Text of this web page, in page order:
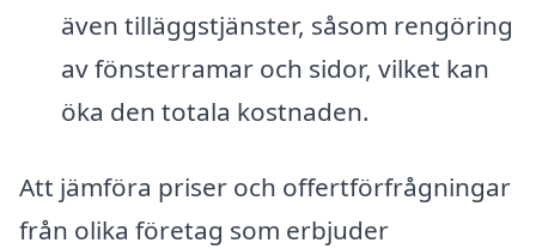
även tilläggstjänster, såsom rengöring
av fönsterramar och sidor, vilket kan
öka den totala kostnaden.
Att jämföra priser och offertförfrågningar
från olika företag som erbjuder